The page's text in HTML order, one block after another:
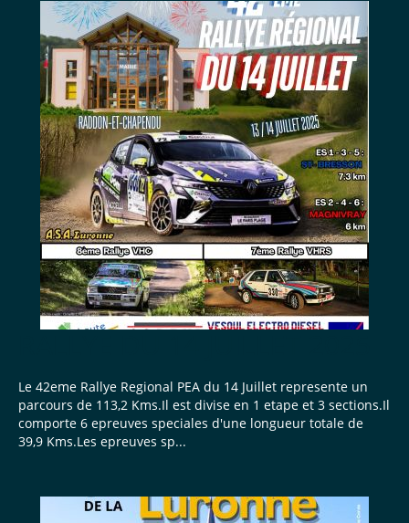
Le 42eme Rallye Regional PEA du 14 Juillet represente un
parcours de 113,2 Kms.Il est divise en 1 etape et 3 sections.Il
comporte 6 epreuves speciales d'une longueur totale de
39,9 Kms.Les epreuves sp...